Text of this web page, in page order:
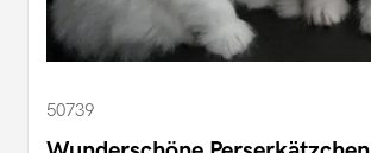
50739